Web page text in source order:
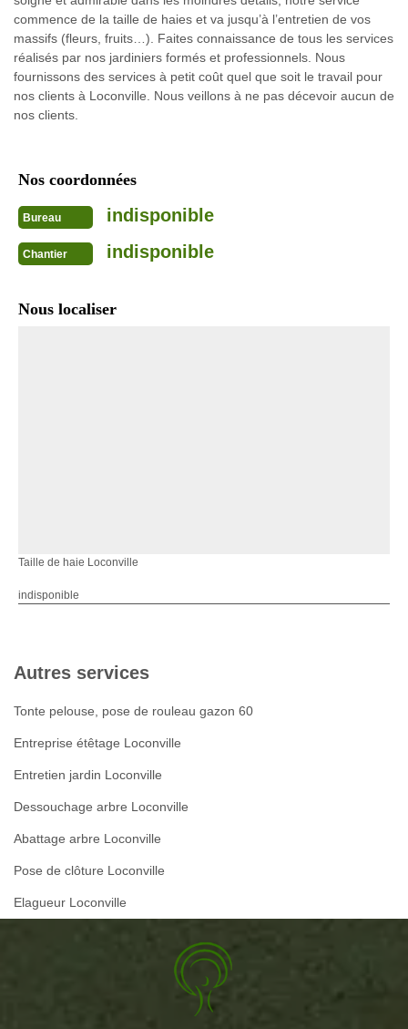
commence de la taille de haies et va jusqu’à l’entretien de vos
massifs (fleurs, fruits…). Faites connaissance de tous les services
réalisés par nos jardiniers formés et professionnels. Nous
fournissons des services à petit coût quel que soit le travail pour
nos clients à Loconville. Nous veillons à ne pas décevoir aucun de
nos clients.
Nos coordonnées
Bureau indisponible
Chantier indisponible
Nous localiser
Taille de haie Loconville
indisponible
Autres services
Tonte pelouse, pose de rouleau gazon 60
Entreprise étêtage Loconville
Entretien jardin Loconville
Dessouchage arbre Loconville
Abattage arbre Loconville
Pose de clôture Loconville
Elagueur Loconville